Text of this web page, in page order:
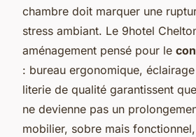
chambre doit marquer une
stress ambiant. Le 9hotel
aménagement pensé pour le
: bureau ergonomique,
literie de qualité garantissent
ne devienne pas un
mobilier, sobre mais